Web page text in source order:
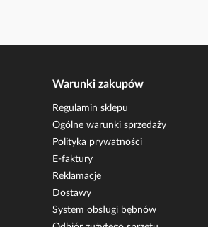
Warunki zakupów
Regulamin sklepu
Ogólne warunki sprzedaży
Polityka prywatności
E-faktury
Reklamacje
Dostawy
System obsługi bębnów